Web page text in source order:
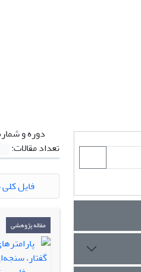
دوره و
تعداد مقالات:
فایل
مقاله پژوهشی